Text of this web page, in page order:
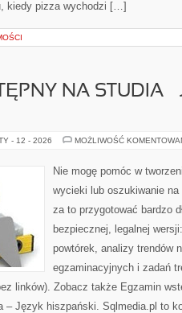
kiedy pizza wychodzi […]
NA STUDIA –
- 12 - 2026 MOŻLIWOŚĆ
Nie mogę pomóc w
wycieki lub oszukiwanie na
za to przygotować bardzo
bezpiecznej, legalnej
powtórek, analizy trendów
egzaminacyjnych i zadań
linków). Zobacz także Egzamin
– Język hiszpański. Sqlmedia.pl to